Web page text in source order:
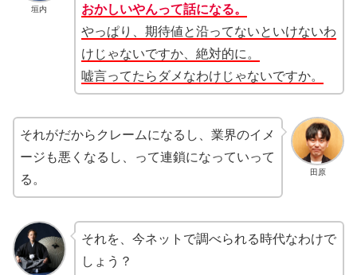
垣内
おかしいやんって話になる。
やっぱり、期待値と沿ってないといけないわ
けじゃないですか、絶対的に。
嘘言ってたらダメなわけじゃないですか。
田原
それがだからクレームになるし、業界のイメ
ージも悪くなるし、って連鎖になっていって
る。
それを、今ネットで調べられる時代なわけで
しょう？